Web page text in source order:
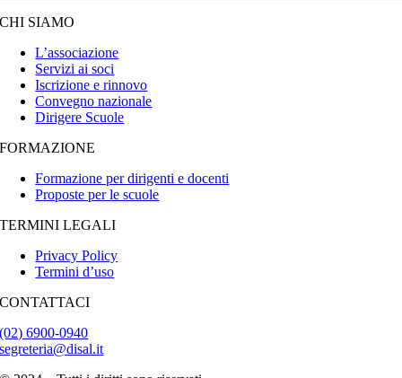
CHI SIAMO
L’associazione
Servizi ai soci
Iscrizione e rinnovo
Convegno nazionale
Dirigere Scuole
FORMAZIONE
Formazione per dirigenti e docenti
Proposte per le scuole
TERMINI LEGALI
Privacy Policy
Termini d’uso
CONTATTACI
(02) 6900-0940
segreteria@disal.it